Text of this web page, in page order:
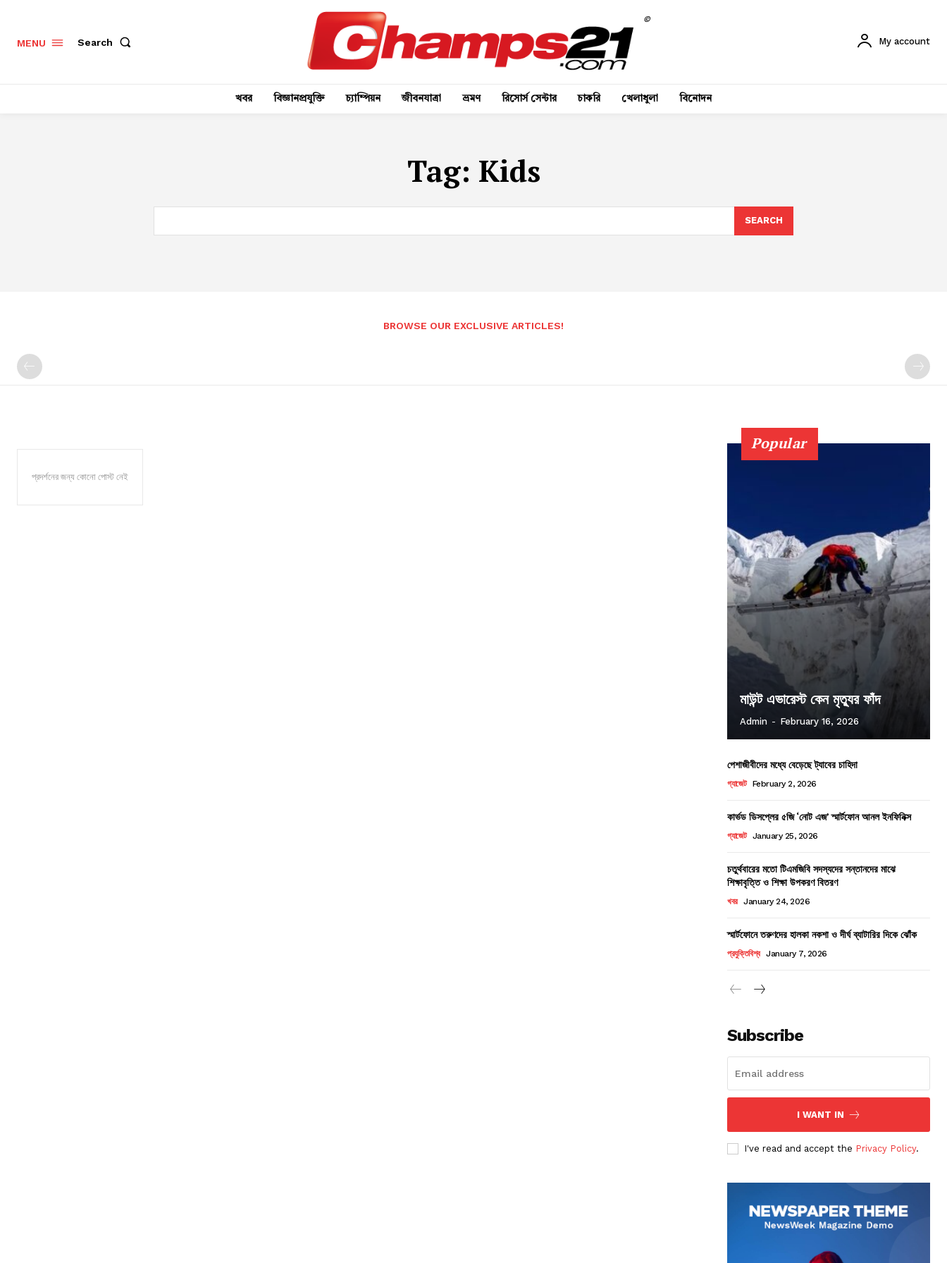
MENU Search
©
My account
খবর বিজ্ঞানপ্রযুক্তি চ্যাম্পিয়ন জীবনযাত্রা ভ্রমণ রিসোর্স সেন্টার চাকরি খেলাধুলা বিনোদন
Tag: Kids
SEARCH
BROWSE OUR EXCLUSIVE ARTICLES!
প্রদর্শনের জন্য কোনো পোস্ট নেই
Popular
মাউন্ট এভারেস্ট কেন মৃত্যুর ফাঁদ
Admin - February 16, 2026
পেশাজীবীদের মধ্যে বেড়েছে ট্যাবের চাহিদা
গ্যাজেট February 2, 2026
কার্ভড ডিসপ্লের ৫জি ‘নোট এজ’ স্মার্টফোন আনল ইনফিনিক্স
গ্যাজেট January 25, 2026
চতুর্থবারের মতো টিএমজিবি সদস্যদের সন্তানদের মাঝে
শিক্ষাবৃত্তি ও শিক্ষা উপকরণ বিতরণ
খবর January 24, 2026
স্মার্টফোনে তরুণদের হালকা নকশা ও দীর্ঘ ব্যাটারির দিকে ঝোঁক
প্রযুক্তিবিশ্ব January 7, 2026
Subscribe
I WANT IN
I've read and accept the Privacy Policy.